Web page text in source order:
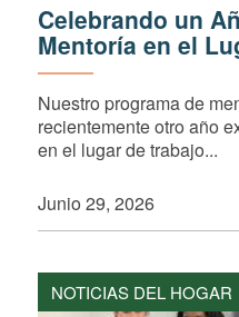
Celebrando un
Mentoría en el
Nuestro programa de
recientemente otro año
en el lugar de trabajo...
Junio 29, 2026
NOTICIAS DEL HOGAR